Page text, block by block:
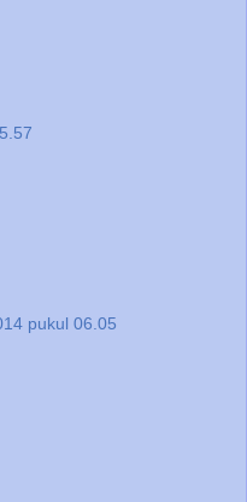
pukul 06.05